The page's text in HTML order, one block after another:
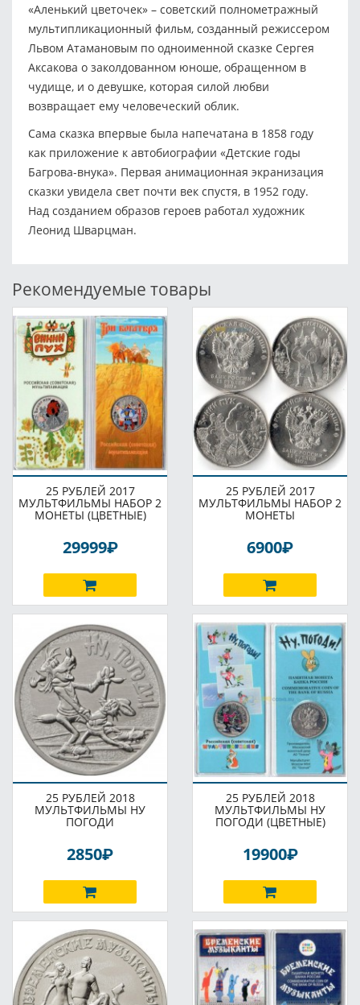
«Аленький цветочек» – советский полнометражный
мультипликационный фильм, созданный режиссером
Львом Атамановым по одноименной сказке Сергея
Аксакова о заколдованном юноше, обращенном в
чудище, и о девушке, которая силой любви
возвращает ему человеческий облик.
Сама сказка впервые была напечатана в 1858 году
как приложение к автобиографии «Детские годы
Багрова-внука». Первая анимационная экранизация
сказки увидела свет почти век спустя, в 1952 году.
Над созданием образов героев работал художник
Леонид Шварцман.
Рекомендуемые товары
25 РУБЛЕЙ 2017
МУЛЬТФИЛЬМЫ НАБОР 2
МОНЕТЫ (ЦВЕТНЫЕ)
29999P
25 РУБЛЕЙ 2017
МУЛЬТФИЛЬМЫ НАБОР 2
МОНЕТЫ
6900P
25 РУБЛЕЙ 2018
МУЛЬТФИЛЬМЫ НУ
ПОГОДИ
2850P
25 РУБЛЕЙ 2018
МУЛЬТФИЛЬМЫ НУ
ПОГОДИ (ЦВЕТНЫЕ)
19900P